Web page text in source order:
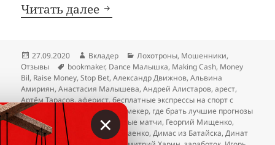
Читать далее Расследование: Муса
Опубликовано
27.09.2020 Автор
Вкладер Рубрики
Лохотроны, Мошенники,
Отзывы
Метки
bookmaker, Dance Малышка, Making Cash, Money
Bil, Raise Money,Stop Bet,Александр Движнов,Альвина
Амириян,Анастасия Малышева,Андрей Алистаров,арест,
Артём Тарасов,аферист,бесплатные экспрессы на спорт с
высокой проходимостью,букмекер, где брать лучшие прогнозы
на спорт
где найти договорные матчи, Георгий Мищенко,
Гусейн Гасанов
Денис Николаенко,Димас из Батайска,Динат
×